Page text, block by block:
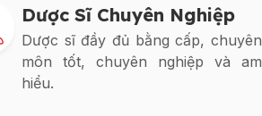
Dược Sĩ Chuyên Nghiệp
Dược sĩ đầy đủ bằng cấp, chuyên
môn tốt, chuyên nghiệp và am
hiểu.